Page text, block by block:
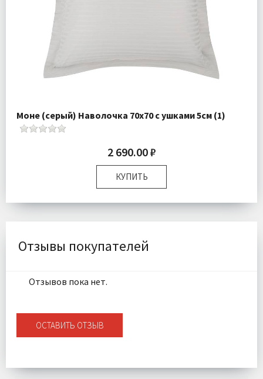
Моне (серый) Наволочка 70х70 с ушками 5см (1)
2 690.00 ₽
КУПИТЬ
Размер:
70х70 см
Доставка:
Отзывы покупателей
Отзывов пока нет.
ОСТАВИТЬ ОТЗЫВ